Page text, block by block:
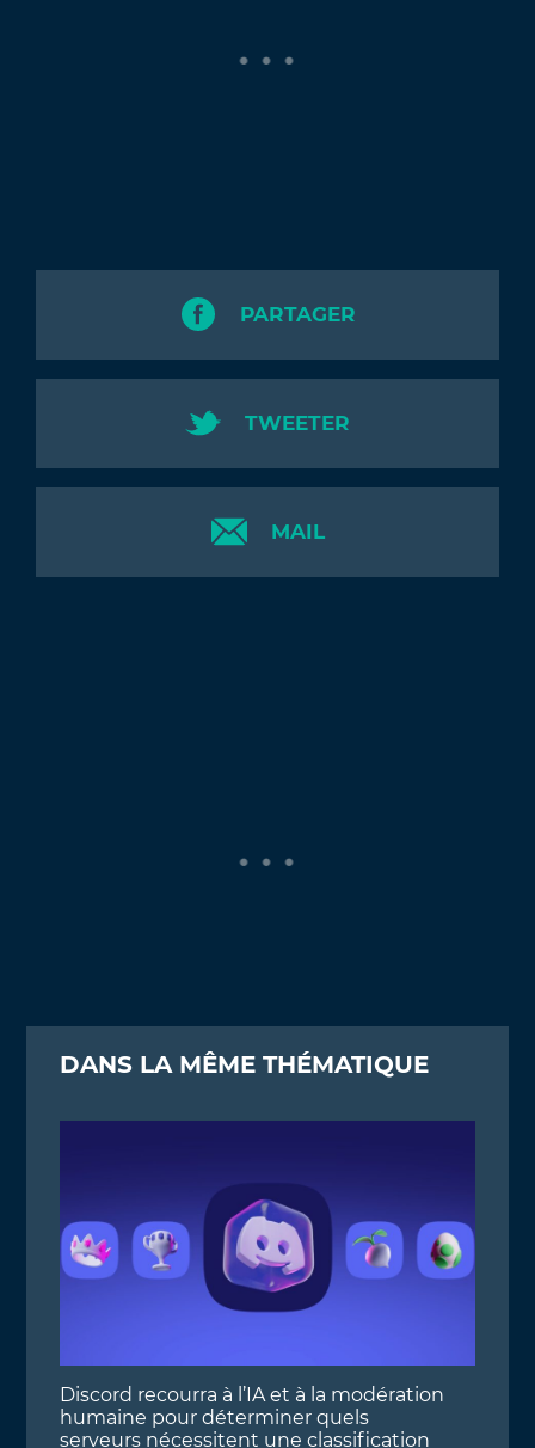
PARTAGER
TWEETER
MAIL
DANS LA MÊME THÉMATIQUE
Discord recourra à l’IA et à la modération
humaine pour déterminer quels
serveurs nécessitent une classification